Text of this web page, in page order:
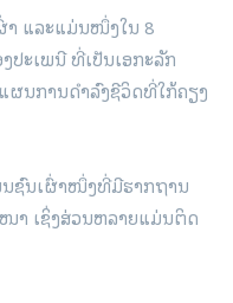
າ ແລະແມ່ນໜຶ່ງໃນ 8
ປະເພນີ ທີ່ເປັນເອກະລັກ
ຜນການດໍາລົງຊີວິດທີ່ໃກ້ຄຽງ
ນຊົນເຜົ່າໜຶ່ງທີ່ມີຮາກຖານ
າ ເຊິ່ງສ່ວນຫລາຍແມ່ນຕິດ